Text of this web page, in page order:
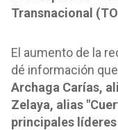
Transnacional
El aumento de la
dé información
Archaga Carías,
Zelaya, alias
principales